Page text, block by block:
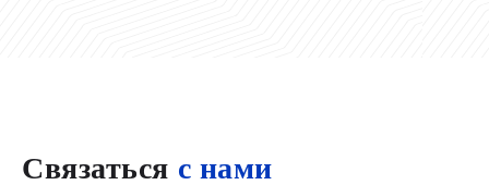
Связаться с нами